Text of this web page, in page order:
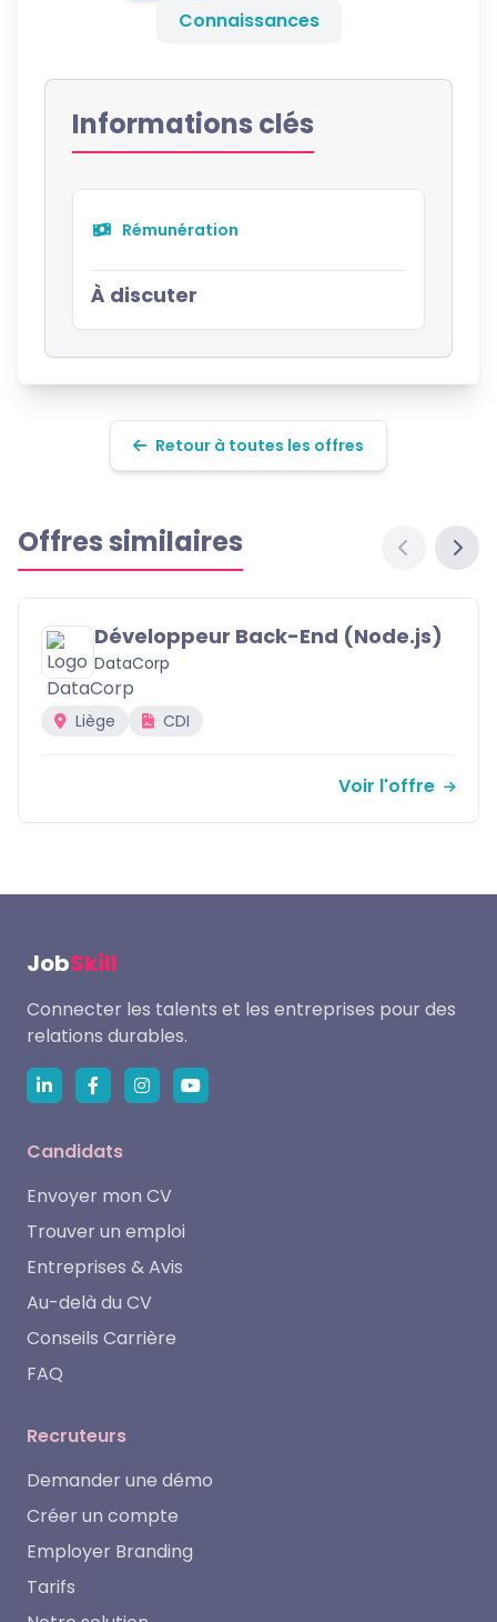
Connaissances
Informations clés
Rémunération
À discuter
Retour à toutes les offres
Offres similaires
Développeur Back-End (Node.js)
DataCorp
Liège CDI
Voir l'offre
JobSkill
Connecter les talents et les entreprises pour des
relations durables.
Candidats
Envoyer mon CV
Trouver un emploi
Entreprises & Avis
Au-delà du CV
Conseils Carrière
FAQ
Recruteurs
Demander une démo
Créer un compte
Employer Branding
Tarifs